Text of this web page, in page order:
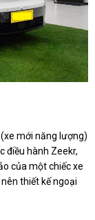
mới năng lượng)
điều hành Zeekr,
của một chiếc xe
thiết kế ngoại